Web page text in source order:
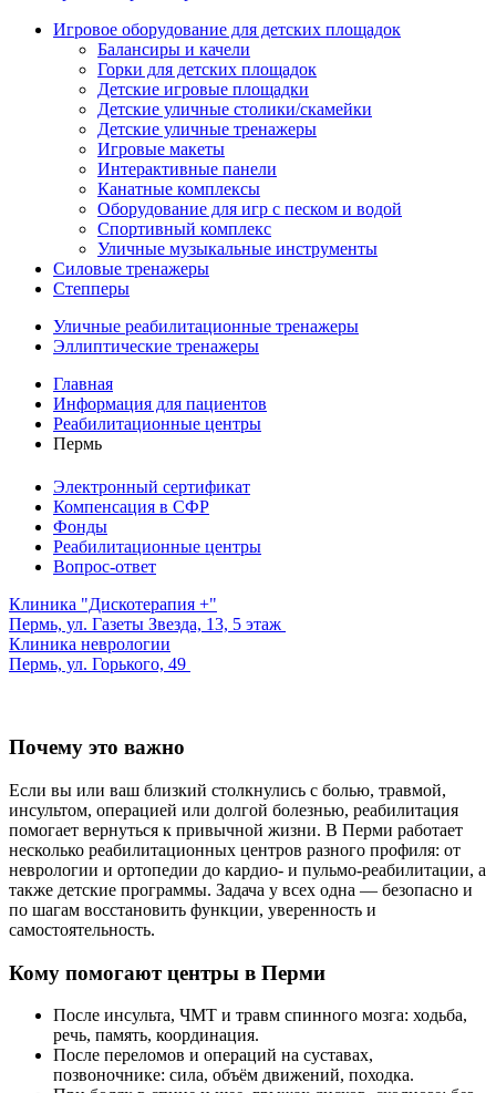
Игровое оборудование для детских площадок
Балансиры и качели
Горки для детских площадок
Детские игровые площадки
Детские уличные столики/скамейки
Детские уличные тренажеры
Игровые макеты
Интерактивные панели
Канатные комплексы
Оборудование для игр с песком и водой
Спортивный комплекс
Уличные музыкальные инструменты
Силовые тренажеры
Степперы
Уличные реабилитационные тренажеры
Эллиптические тренажеры
Главная
Информация для пациентов
Реабилитационные центры
Пермь
Электронный сертификат
Компенсация в СФР
Фонды
Реабилитационные центры
Вопрос-ответ
Клиника "Дискотерапия +"
Пермь, ул. Газеты Звезда, 13, 5 этаж
Клиника неврологии
Пермь, ул. Горького, 49
Почему это важно
Если вы или ваш близкий столкнулись с болью, травмой,
инсультом, операцией или долгой болезнью, реабилитация
помогает вернуться к привычной жизни. В Перми работает
несколько реабилитационных центров разного профиля: от
неврологии и ортопедии до кардио‑ и пульмо‑реабилитации, а
также детские программы. Задача у всех одна — безопасно и
по шагам восстановить функции, уверенность и
самостоятельность.
Кому помогают центры в Перми
После инсульта, ЧМТ и травм спинного мозга: ходьба,
речь, память, координация.
После переломов и операций на суставах,
позвоночнике: сила, объём движений, походка.